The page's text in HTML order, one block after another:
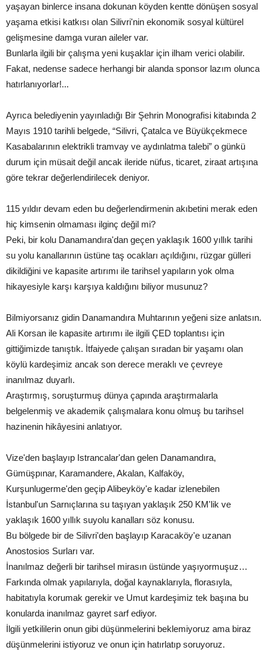
yaşayan binlerce insana dokunan köyden kentte dönüşen sosyal
yaşama etkisi katkısı olan Silivri'nin ekonomik sosyal kültürel
gelişmesine damga vuran aileler var.
Bunlarla ilgili bir çalışma yeni kuşaklar için ilham verici olabilir.
Fakat, nedense sadece herhangi bir alanda sponsor lazım olunca
hatırlanıyorlar!...
Ayrıca belediyenin yayınladığı Bir Şehrin Monografisi kitabında 2
Mayıs 1910 tarihli belgede, “Silivri, Çatalca ve Büyükçekmece
Kasabalarının elektrikli tramvay ve aydınlatma talebi” o günkü
durum için müsait değil ancak ileride nüfus, ticaret, ziraat artışına
göre tekrar değerlendirilecek deniyor.
115 yıldır devam eden bu değerlendirmenin akıbetini merak eden
hiç kimsenin olmaması ilginç değil mi?
Peki, bir kolu Danamandıra'dan geçen yaklaşık 1600 yıllık tarihi
su yolu kanallarının üstüne taş ocakları açıldığını, rüzgar gülleri
dikildiğini ve kapasite artırımı ile tarihsel yapıların yok olma
hikayesiyle karşı karşıya kaldığını biliyor musunuz?
Bilmiyorsanız gidin Danamandıra Muhtarının yeğeni size anlatsın.
Ali Korsan ile kapasite artırımı ile ilgili ÇED toplantısı için
gittiğimizde tanıştık. İtfaiyede çalışan sıradan bir yaşamı olan
köylü kardeşimiz ancak son derece meraklı ve çevreye
inanılmaz duyarlı.
Araştırmış, soruşturmuş dünya çapında araştırmalarla
belgelenmiş ve akademik çalışmalara konu olmuş bu tarihsel
hazinenin hikâyesini anlatıyor.
Vize'den başlayıp Istrancalar'dan gelen Danamandıra,
Gümüşpınar, Karamandere, Akalan, Kalfaköy,
Kurşunlugerme'den geçip Alibeyköy'e kadar izlenebilen
İstanbul'un Sarnıçlarına su taşıyan yaklaşık 250 KM'lik ve
yaklaşık 1600 yıllık suyolu kanalları söz konusu.
Bu bölgede bir de Silivri'den başlayıp Karacaköy'e uzanan
Anostosios Surları var.
İnanılmaz değerli bir tarihsel mirasın üstünde yaşıyormuşuz…
Farkında olmak yapılarıyla, doğal kaynaklarıyla, florasıyla,
habitatıyla korumak gerekir ve Umut kardeşimiz tek başına bu
konularda inanılmaz gayret sarf ediyor.
İlgili yetkililerin onun gibi düşünmelerini beklemiyoruz ama biraz
düşünmelerini istiyoruz ve onun için hatırlatıp soruyoruz.